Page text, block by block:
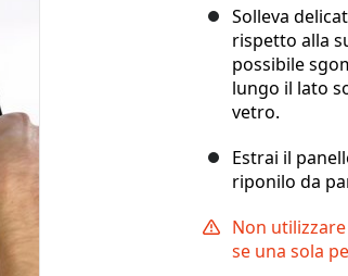
Solleva
rispetto alla
possibile
lungo il lato
vetro.
Estrai il
riponilo da
Non
se una sola